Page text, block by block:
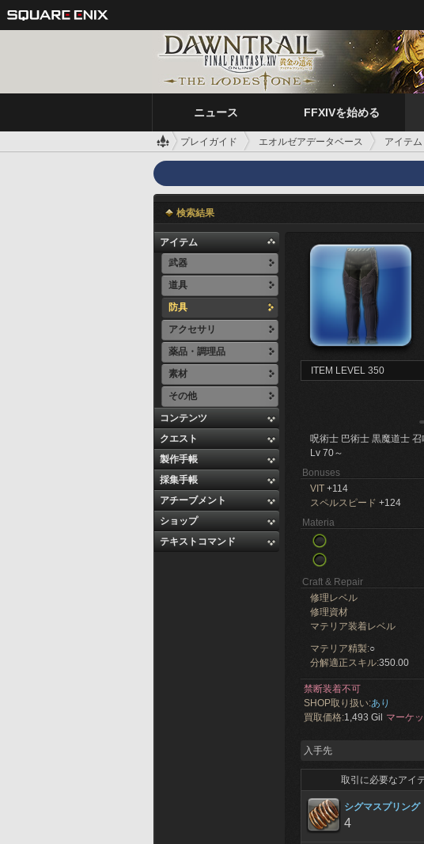
ニュース FFXIVを始める
プレイガイド エオルゼアデータベース アイテム
検索結果
アイテム
武器
道具
防具
アクセサリ
薬品・調理品
素材
その他
コンテンツ
クエスト
製作手帳
採集手帳
アチーブメント
ショップ
テキストコマンド
ITEM LEVEL 350
呪術士 巴術士 黒魔道士
Lv 70～
Bonuses
VIT +114
スペルスピード +124
Materia
Craft & Repair
修理レベル
修理資材
マテリア装着レベル
マテリア精製:○
分解適正スキル:350.00
禁断装着不可
SHOP取り扱い:あり
買取価格:1,493 Gil マーケ
入手先
取引に必要なアイ
シグマスプリング
4